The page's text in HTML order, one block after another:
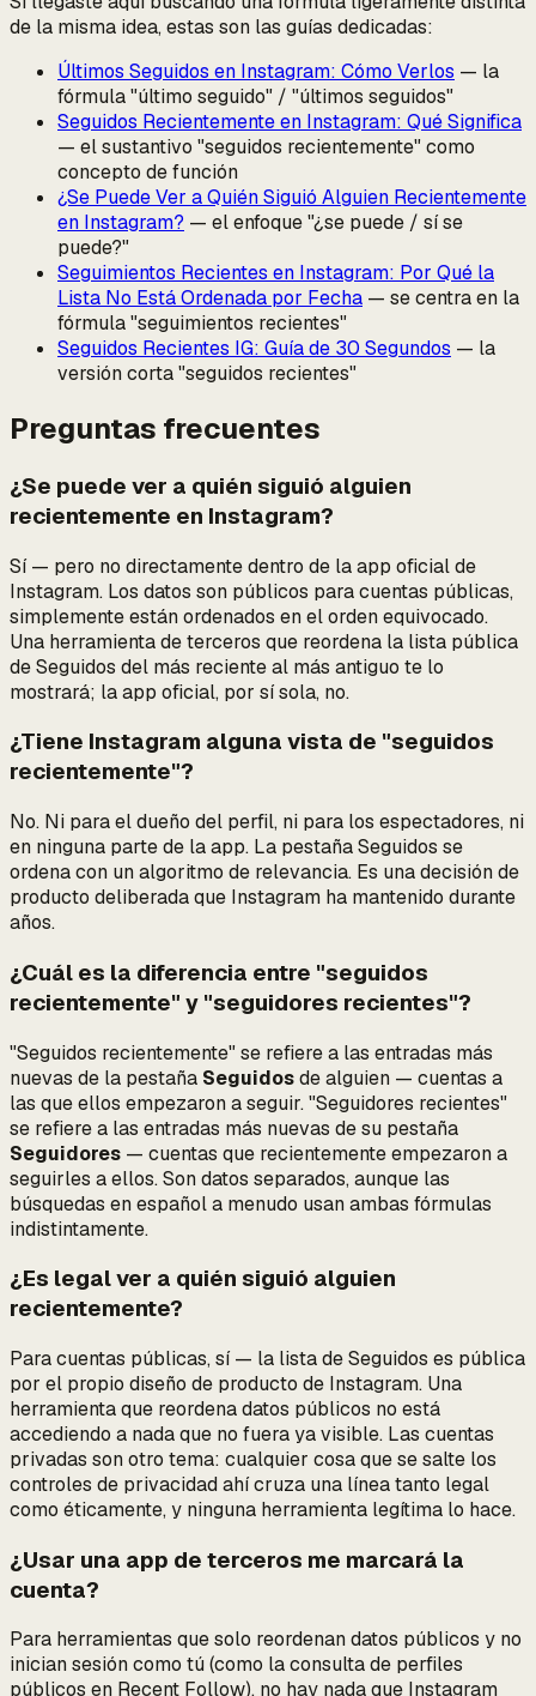
de la misma idea, estas son las guías dedicadas:
Últimos Seguidos en Instagram: Cómo Verlos — la
fórmula "último seguido" / "últimos seguidos"
Seguidos Recientemente en Instagram: Qué Significa
— el sustantivo "seguidos recientemente" como
concepto de función
¿Se Puede Ver a Quién Siguió Alguien Recientemente
en Instagram? — el enfoque "¿se puede / sí se
puede?"
Seguimientos Recientes en Instagram: Por Qué la
Lista No Está Ordenada por Fecha — se centra en la
fórmula "seguimientos recientes"
Seguidos Recientes IG: Guía de 30 Segundos — la
versión corta "seguidos recientes"
Preguntas frecuentes
¿Se puede ver a quién siguió alguien
recientemente en Instagram?
Sí — pero no directamente dentro de la app oficial de
Instagram. Los datos son públicos para cuentas públicas,
simplemente están ordenados en el orden equivocado.
Una herramienta de terceros que reordena la lista pública
de Seguidos del más reciente al más antiguo te lo
mostrará; la app oficial, por sí sola, no.
¿Tiene Instagram alguna vista de "seguidos
recientemente"?
No. Ni para el dueño del perfil, ni para los espectadores, ni
en ninguna parte de la app. La pestaña Seguidos se
ordena con un algoritmo de relevancia. Es una decisión de
producto deliberada que Instagram ha mantenido durante
años.
¿Cuál es la diferencia entre "seguidos
recientemente" y "seguidores recientes"?
"Seguidos recientemente" se refiere a las entradas más
nuevas de la pestaña Seguidosde alguien — cuentas a
las queellos empezaron a seguir. "Seguidores recientes"
se refiere a las entradas más nuevas de su pestaña
Seguidores — cuentas que recientemente empezaron a
seguirles a ellos. Son datos separados, aunque las
búsquedas en español a menudo usan ambas fórmulas
indistintamente.
¿Es legal ver a quién siguió alguien
recientemente?
Para cuentas públicas, sí — la lista de Seguidos es pública
por el propio diseño de producto de Instagram. Una
herramienta que reordena datos públicos no está
accediendo a nada que no fuera ya visible. Las cuentas
privadas son otro tema: cualquier cosa que se salte los
controles de privacidad ahí cruza una línea tanto legal
como éticamente, y ninguna herramienta legítima lo hace.
¿Usar una app de terceros me marcará la
cuenta?
Para herramientas que solo reordenan datos públicos y no
inician sesión como tú (como la consulta de perfiles
públicos en Recent Follow), no hay nada que Instagram